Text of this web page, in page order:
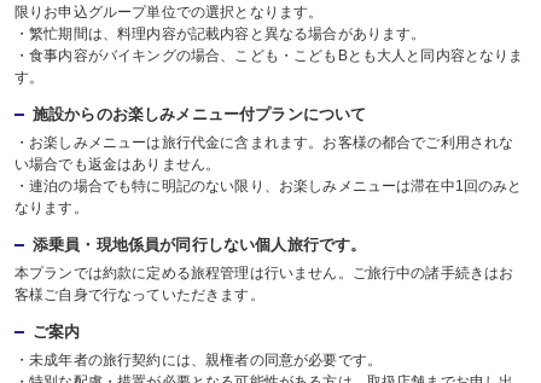
限りお申込グループ単位での選択となります。
・繁忙期間は、料理内容が記載内容と異なる場合があります。
・食事内容がバイキングの場合、こども・こどもBとも大人と同内容となりま
す。
施設からのお楽しみメニュー付プランについて
・お楽しみメニューは旅行代金に含まれます。お客様の都合でご利用されな
い場合でも返金はありません。
・連泊の場合でも特に明記のない限り、お楽しみメニューは滞在中1回のみと
なります。
添乗員・現地係員が同行しない個人旅行です。
本プランでは約款に定める旅程管理は行いません。ご旅行中の諸手続きはお
客様ご自身で行なっていただきます。
ご案内
・未成年者の旅行契約には、親権者の同意が必要です。